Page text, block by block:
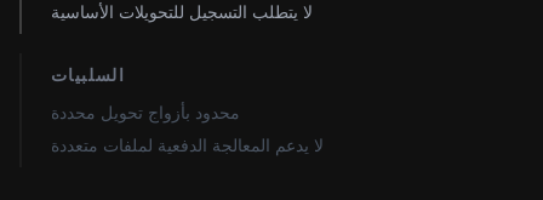
لا يتطلب التسجيل للتحويلات الأساسية
السلبيات
محدود بأزواج تحويل محددة
لا يدعم المعالجة الدفعية لملفات متعددة